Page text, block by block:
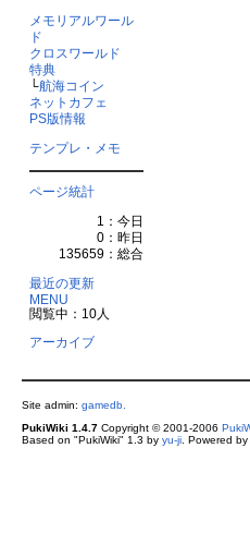
メモリアルワール
ド
クロスワールド
特典
└航海コイン
ネットカフェ
PS版情報
テンプレ・メモ
ページ統計
1：今日
0：昨日
135659：総合
最近の更新
MENU
閲覧中：10人
アーカイブ
Site admin: gamedb.
PukiWiki 1.4.7Copyright © 2001-2006
Based on "PukiWiki" 1.3 by yu-ji. Powered by